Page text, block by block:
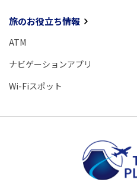
旅のお役立ち情報
ATM
ナビゲーションアプリ
Wi-Fiスポット